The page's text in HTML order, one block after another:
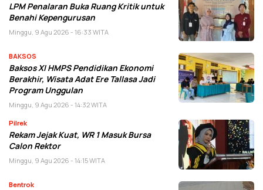
LPM Penalaran Buka Ruang Kritik untuk
Benahi Kepengurusan
Minggu, 9 Agu 2026 - 16:33 WITA
BAKSOS
Baksos XI HMPS Pendidikan Ekonomi
Berakhir, Wisata Adat Ere Tallasa Jadi
Program Unggulan
Minggu, 9 Agu 2026 - 14:32 WITA
Pilrek
Rekam Jejak Kuat, WR 1 Masuk Bursa
Calon Rektor
Minggu, 9 Agu 2026 - 14:15 WITA
Bentrok